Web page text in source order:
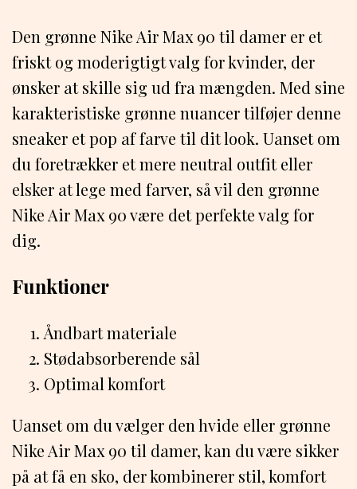
Den grønne Nike Air Max 90 til damer er et
friskt og moderigtigt valg for kvinder, der
ønsker at skille sig ud fra mængden. Med sine
karakteristiske grønne nuancer tilføjer denne
sneaker et pop af farve til dit look. Uanset om
du foretrækker et mere neutral outfit eller
elsker at lege med farver, så vil den grønne
Nike Air Max 90 være det perfekte valg for
dig.
Funktioner
Åndbart materiale
Stødabsorberende sål
Optimal komfort
Uanset om du vælger den hvide eller grønne
Nike Air Max 90 til damer, kan du være sikker
på at få en sko, der kombinerer stil, komfort